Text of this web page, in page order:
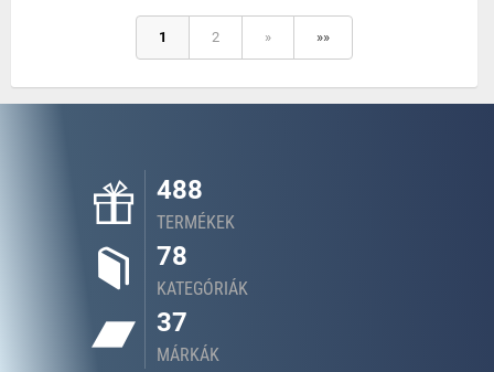
1 2 » »»
488
TERMÉKEK
78
KATEGÓRIÁK
37
MÁRKÁK